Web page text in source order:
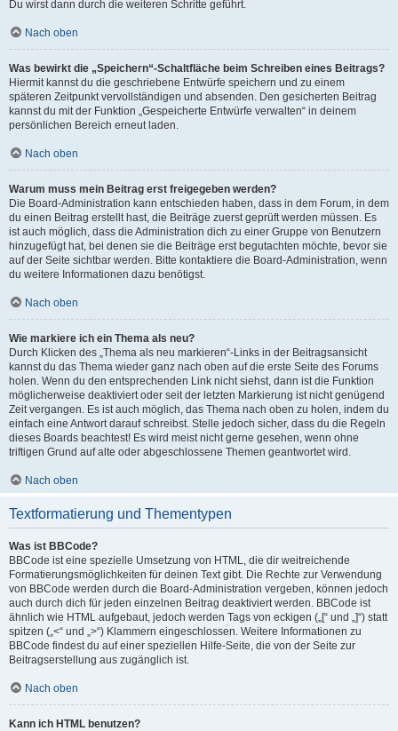
Du wirst dann durch die weiteren Schritte geführt.
Nach oben
Was bewirkt die „Speichern“-Schaltfläche beim Schreiben eines Beitrags?
Hiermit kannst du die geschriebene Entwürfe speichern und zu einem
späteren Zeitpunkt vervollständigen und absenden. Den gesicherten Beitrag
kannst du mit der Funktion „Gespeicherte Entwürfe verwalten“ in deinem
persönlichen Bereich erneut laden.
Nach oben
Warum muss mein Beitrag erst freigegeben werden?
Die Board-Administration kann entschieden haben, dass in dem Forum, in dem
du einen Beitrag erstellt hast, die Beiträge zuerst geprüft werden müssen. Es
ist auch möglich, dass die Administration dich zu einer Gruppe von Benutzern
hinzugefügt hat, bei denen sie die Beiträge erst begutachten möchte, bevor sie
auf der Seite sichtbar werden. Bitte kontaktiere die Board-Administration, wenn
du weitere Informationen dazu benötigst.
Nach oben
Wie markiere ich ein Thema als neu?
Durch Klicken des „Thema als neu markieren“-Links in der Beitragsansicht
kannst du das Thema wieder ganz nach oben auf die erste Seite des Forums
holen. Wenn du den entsprechenden Link nicht siehst, dann ist die Funktion
möglicherweise deaktiviert oder seit der letzten Markierung ist nicht genügend
Zeit vergangen. Es ist auch möglich, das Thema nach oben zu holen, indem du
einfach eine Antwort darauf schreibst. Stelle jedoch sicher, dass du die Regeln
dieses Boards beachtest! Es wird meist nicht gerne gesehen, wenn ohne
triftigen Grund auf alte oder abgeschlossene Themen geantwortet wird.
Nach oben
Textformatierung und Thementypen
Was ist BBCode?
BBCode ist eine spezielle Umsetzung von HTML, die dir weitreichende
Formatierungsmöglichkeiten für deinen Text gibt. Die Rechte zur Verwendung
von BBCode werden durch die Board-Administration vergeben, können jedoch
auch durch dich für jeden einzelnen Beitrag deaktiviert werden. BBCode ist
ähnlich wie HTML aufgebaut, jedoch werden Tags von eckigen („[“ und „]“) statt
spitzen („<“ und „>“) Klammern eingeschlossen. Weitere Informationen zu
BBCode findest du auf einer speziellen Hilfe-Seite, die von der Seite zur
Beitragserstellung aus zugänglich ist.
Nach oben
Kann ich HTML benutzen?